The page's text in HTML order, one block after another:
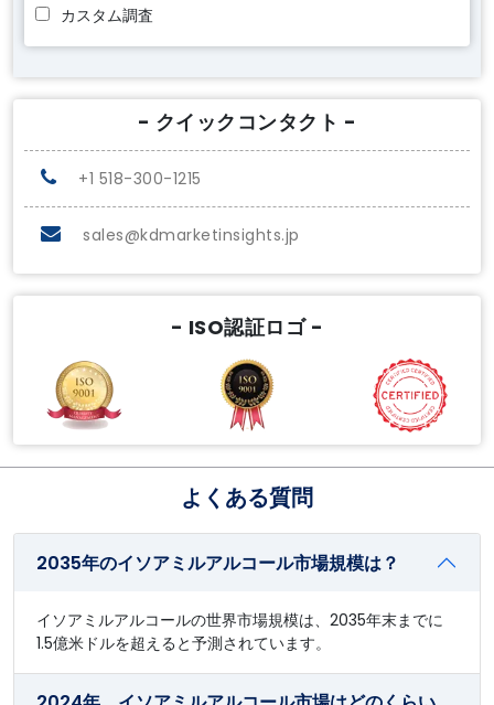
カスタム調査
- クイックコンタクト -
+1 518-300-1215
sales@kdmarketinsights.jp
- ISO認証ロゴ -
よくある質問
2035年のイソアミルアルコール市場規模は？
イソアミルアルコールの世界市場規模は、2035年末までに
1.5億米ドルを超えると予測されています。